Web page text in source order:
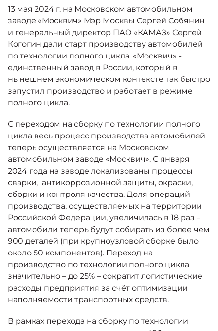
Яркий динамичный седан
от 2 237 000 ₽*
Москвич 3 с ручным
управлением (РУ)
Кроссовер, создающий равные
Москвич 8
Практичный семиместный
кроссовер
от 3 125 000 ₽*
Кредитные программы
Спецпредложения
Калькулятор трейд-ин
Страховые программы
Моторное масло
СЕРВИСНЫЕ АКЦИИ
АКСЕССУАРЫ
СОТРУДНИКИ
КОНТАКТЫ
13 мая 2024 г. на Московском автомобильном
заводе «Москвич» Мэр Москвы Сергей Собянин
и генеральный директор ПАО «КАМАЗ» Сергей
Когогин дали старт производству автомобилей
по технологии полного цикла. «Москвич» -
единственный завод в России, который в
нынешнем экономическом контексте так быстро
запустил производство и работает в режиме
полного цикла.
С переходом на сборку по технологии полного
цикла весь процесс производства автомобилей
теперь осуществляется на Московском
автомобильном заводе «Москвич». С января
2024 года на заводе локализованы процессы
сварки, антикоррозионной защиты, окраски,
сборки и контроля качества. Доля операций
производства, осуществляемых на территории
Российской Федерации, увеличилась в 18 раз –
автомобили теперь будут собирать из более чем
900 деталей (при крупноузловой сборке было
около 50 компонентов). Переход на
производство по технологии полного цикла
значительно – до 25% – сократит логистические
расходы предприятия за счёт оптимизации
наполняемости транспортных средств.
В рамках перехода на сборку по технологии